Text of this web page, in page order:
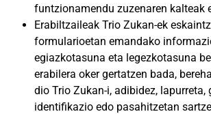
funtzionamendu zuzenaren kalteak
Erabiltzaileak Trio Zukan-ek
formularioetan emandako
egiazkotasuna eta legezkotasuna
erabilera oker gertatzen bada,
dio Trio Zukan-i, adibidez, lapurreta,
identifikazio edo pasahitzetan